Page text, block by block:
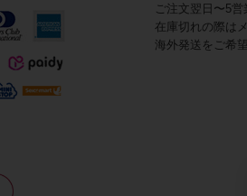
ご注文翌日〜5
在庫切れの際は
海外発送をご希